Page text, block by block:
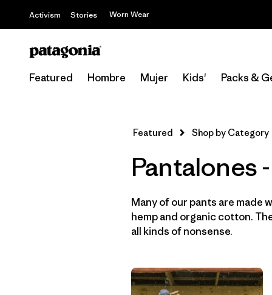
Activism Stories Worn Wear
Featured Hombre Mujer Kids' Packs &
Featured Shop by Category
Pantalones
Many of our pants are made
hemp and organic cotton.
all kinds of nonsense.